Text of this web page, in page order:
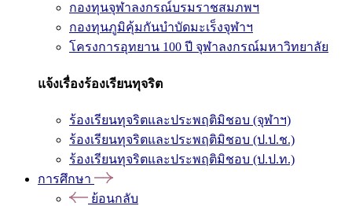
กองทุนจุฬาลงกรณ์บรมราชสมภพฯ
กองทุนภูมิคุ้มกันบำบัดมะเร็งจุฬาฯ
โครงการอุทยาน 100 ปี จุฬาลงกรณ์มหาวิทยาลัย
แจ้งเรื่องร้องเรียนทุจริต
ร้องเรียนทุจริตและประพฤติมิชอบ (จุฬาฯ)
ร้องเรียนทุจริตและประพฤติมิชอบ (ป.ป.ช.)
ร้องเรียนทุจริตและประพฤติมิชอบ (ป.ป.ท.)
การศึกษา
ย้อนกลับ